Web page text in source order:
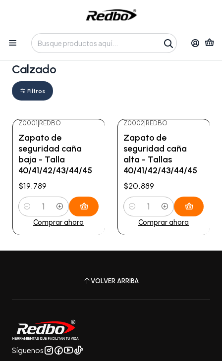
Tienda 100% Online con despacho a domicilio o retiro en
Oficina • Lun-Vie 09:30-14:00 / 15:00-17:30 • 📞 +56 9 3730 2311
Calzado
Filtros
Z0001|REDBO
Zapato de
seguridad caña
baja - Talla
40/41/42/43/44/45
$19.789
Cantidad
Comprar ahora
Z0002|REDBO
Zapato de
seguridad caña
alta - Tallas
40/41/42/43/44/45
$20.889
Cantidad
Comprar ahora
VOLVER ARRIBA
Síguenos